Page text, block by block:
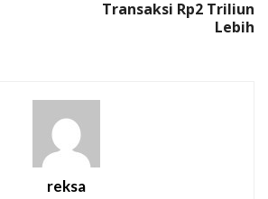
Transaksi Rp2 Triliun
Lebih
reksa